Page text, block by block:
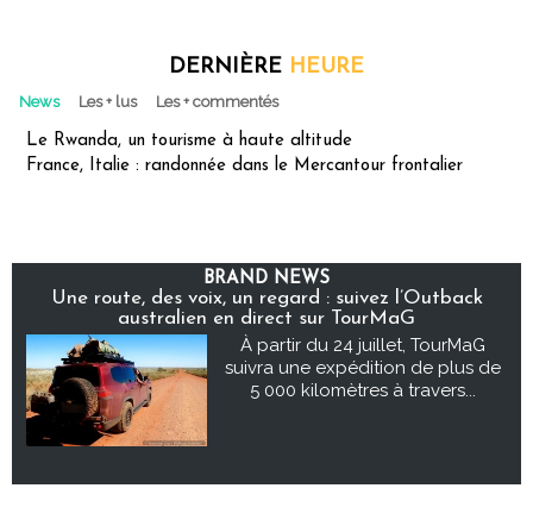
DERNIÈRE HEURE
News Les + lus Les + commentés
Le Rwanda, un tourisme à haute altitude
France, Italie : randonnée dans le Mercantour frontalier
BRAND NEWS
Une route, des voix, un regard : suivez l’Outback
australien en direct sur TourMaG
À partir du 24 juillet, TourMaG
suivra une expédition de plus de
5 000 kilomètres à travers...